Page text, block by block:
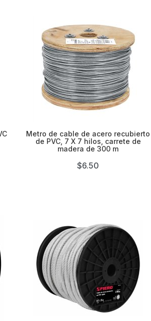

Metro de cable de acero recubierto
de PVC, 7 X 7 hilos, carrete de
madera de 300 m
$6.50